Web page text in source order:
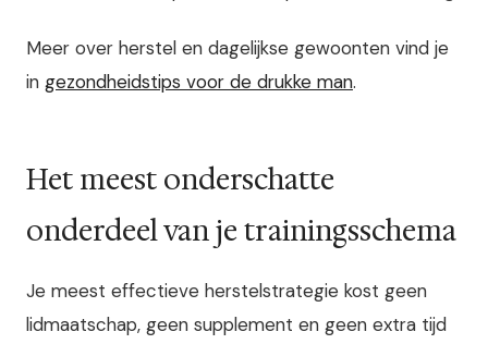
Meer over herstel en dagelijkse gewoonten vind je
in gezondheidstips voor de drukke man.
Het meest onderschatte
onderdeel van je trainingsschema
Je meest effectieve herstelstrategie kost geen
lidmaatschap, geen supplement en geen extra tijd